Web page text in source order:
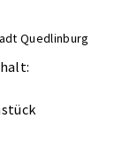
Quedlinburg